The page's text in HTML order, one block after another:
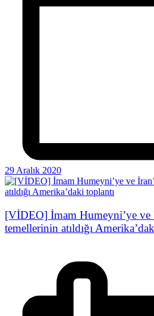
29 Aralık 2020
[VİDEO] İmam Humeyni’ye ve
temellerinin atıldığı